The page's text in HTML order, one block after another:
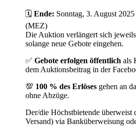
🗓️ Ende: Sonntag, 3. August
(MEZ)
Die Auktion verlängert sich
solange neue Gebote eingehen.
✅ Gebote erfolgen öffentlich als
dem Auktionsbeitrag in der
💯 100 % des Erlöses gehen an
ohne Abzüge.
Der/die Höchstbietende überweist
Versand) via Banküberweisung